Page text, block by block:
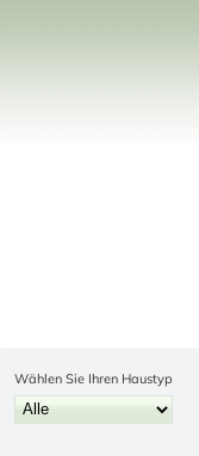
Wählen Sie Ihren Haustyp